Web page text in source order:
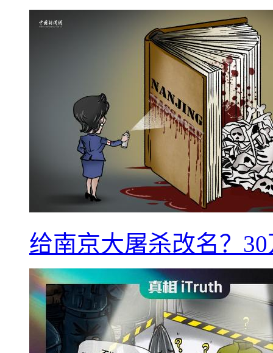
给南京大屠杀改名？